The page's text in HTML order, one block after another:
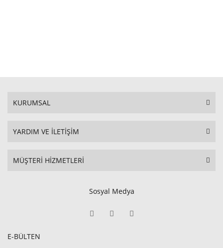
KURUMSAL
YARDIM VE İLETİŞİM
MÜŞTERİ HİZMETLERİ
Sosyal Medya
E-BÜLTEN